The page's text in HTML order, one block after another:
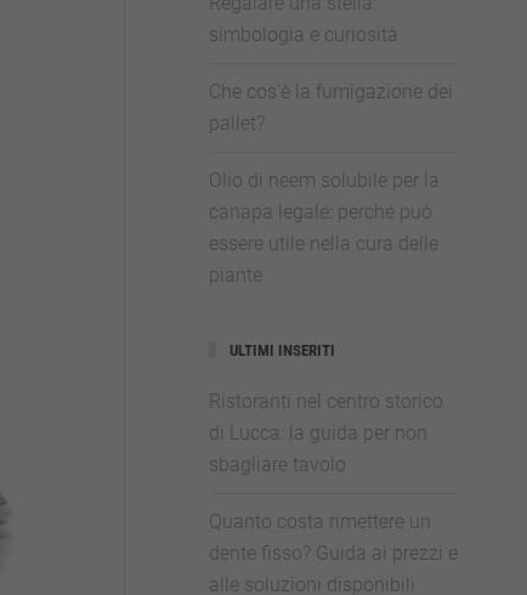
simbologia e curiosità
Che cos’è la fumigazione dei
pallet?
Olio di neem solubile per la
canapa legale: perché può
essere utile nella cura delle
piante
ULTIMI INSERITI
Ristoranti nel centro storico
di Lucca: la guida per non
sbagliare tavolo
Quanto costa rimettere un
dente fisso? Guida ai prezzi e
alle soluzioni disponibili